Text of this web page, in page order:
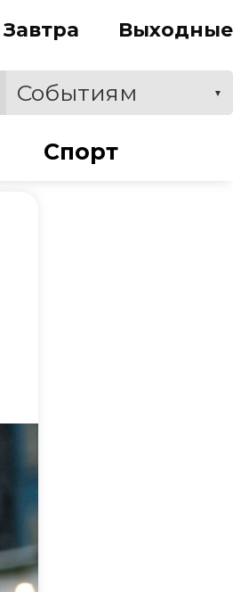
Завтра Выходные
Событиям ▼
Спорт